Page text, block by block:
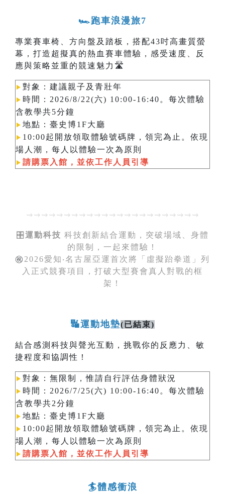
🏎️跑車浪漫旅7
專業賽車椅、方向盤及踏板，搭配43吋高畫質螢
幕，打造超擬真的熱血賽車體驗，感受速度、反
應與策略並重的競速魅力🛣️
▶︎ 對象：建議親子及青壯年
▶︎ 時間：2026/8/22(六) 10:00-16:40。每次體驗
含教學共5分鐘
▶︎ 地點：臺史博1F大廳
▶︎ 10:00起開放領取體驗號碼牌，領完為止。依現
場人潮，每人以體驗一次為原則​​​​​​
▶︎ 請購票入館，並依工作人員引導
⇝⇝⇝⇝⇝⇝⇝⇝⇝⇝⇝⇝⇝⇝⇝⇝⇝⇝⇝⇝⇝⇝⇝
🎛️ 運動科技 科技創新結合運動，突破場域、身體
的限制，一起來體驗！
㊗️ 2026愛知‧名古屋亞運首次將「虛擬跆拳道」列
入正式競賽項目，打破大型賽會真人對戰的框
架！
🔣運動地墊(已結束)
結合感測科技與聲光互動，挑戰你的反應力、敏
捷程度和協調性！
▶︎ 對象：無限制，惟請自行評估身體狀況
▶︎ 時間：2026/7/25(六) 10:00-16:40。每次體驗
含教學共2分鐘
▶︎ 地點：臺史博1F大廳
▶︎ 10:00起開放領取體驗號碼牌，領完為止。依現
場人潮，每人以體驗一次為原則​​​​​​
▶︎ 請購票入館，並依工作人員引導
🏄體感衝浪